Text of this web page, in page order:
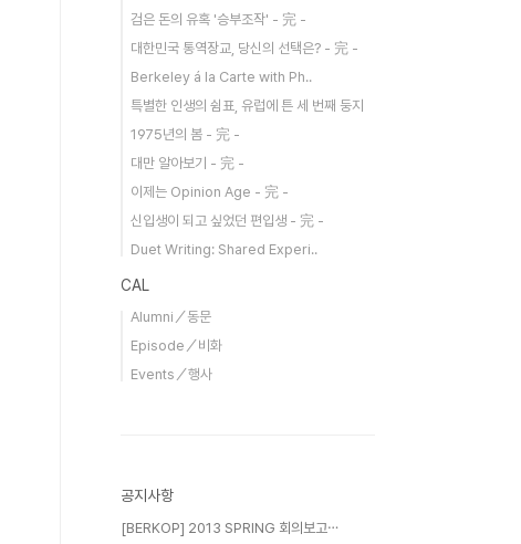
검은 돈의 유혹 '승부조작' - 完 -
대한민국 통역장교, 당신의 선택은? - 完 -
Berkeley á la Carte with Ph..
특별한 인생의 쉼표, 유럽에 튼 세 번째 둥지
1975년의 봄 - 完 -
대만 알아보기 - 完 -
이제는 Opinion Age - 完 -
신입생이 되고 싶었던 편입생 - 完 -
Duet Writing: Shared Experi..
CAL
Alumni／동문
Episode／비화
Events／행사
공지사항
[BERKOP] 2013 SPRING 회의보고⋯